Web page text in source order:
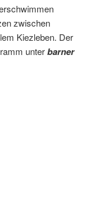
zwischen
Kiezleben. Der
unterbarner